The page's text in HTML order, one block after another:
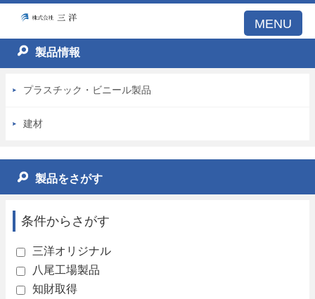
MENU
製品情報
プラスチック・ビニール製品
建材
製品をさがす
条件からさがす
三洋オリジナル
八尾工場製品
知財取得